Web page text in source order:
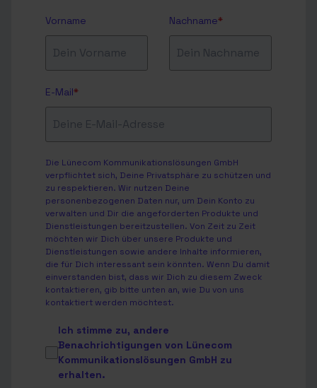
Vorname Nachname*
E-Mail*
Die Lünecom Kommunikationslösungen GmbH
verpflichtet sich, Deine Privatsphäre zu schützen und
zu respektieren. Wir nutzen Deine
personenbezogenen Daten nur, um Dein Konto zu
verwalten und Dir die angeforderten Produkte und
Dienstleistungen bereitzustellen. Von Zeit zu Zeit
möchten wir Dich über unsere Produkte und
Dienstleistungen sowie andere Inhalte informieren,
die für Dich interessant sein könnten. Wenn Du damit
einverstanden bist, dass wir Dich zu diesem Zweck
kontaktieren, gib bitte unten an, wie Du von uns
kontaktiert werden möchtest.
Ich stimme zu, andere
Benachrichtigungen von Lünecom
Kommunikationslösungen GmbH zu
erhalten.